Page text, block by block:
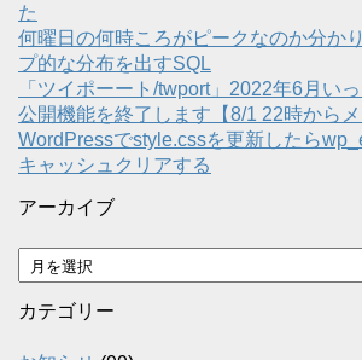
た
何曜日の何時ころがピークなのか分か
プ的な分布を出すSQL
「ツイポーート/twport」2022年6月い
公開機能を終了します【8/1 22時からメ
WordPressでstyle.cssを更新したら
キャッシュクリアする
アーカイブ
ア
ー
カ
カテゴリー